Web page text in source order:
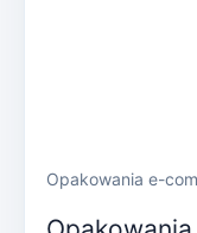
Opakowania e-